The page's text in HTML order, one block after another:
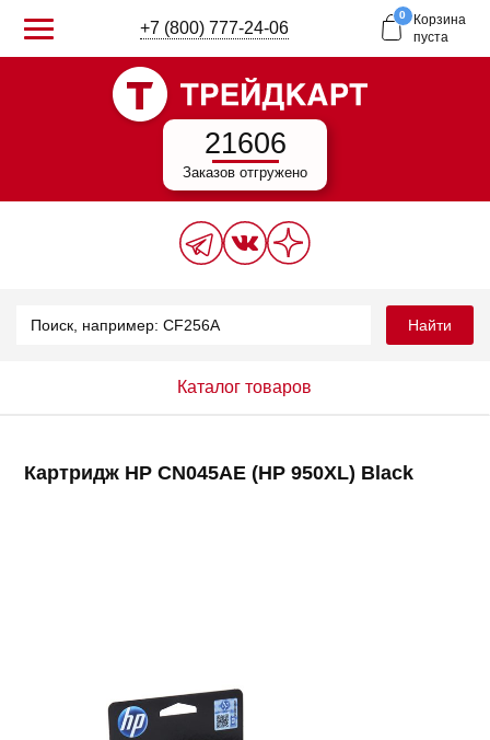
+7 (800) 777-24-06
0
Корзина
пуста
21606
Заказов отгружено
Найти
Каталог товаров
Картридж HP CN045AE (HP 950XL) Black